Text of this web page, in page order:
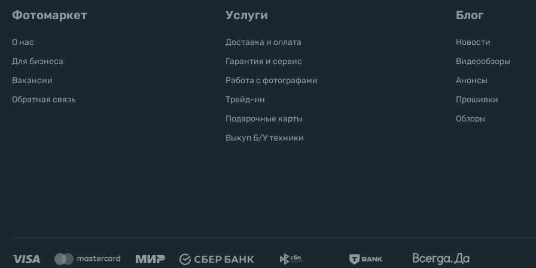
Уценённые товары
Фотомаркет
О нас
Для бизнеса
Вакансии
Обратная связь
Услуги
Доставка и оплата
Гарантия и сервис
Работа с фотографами
Трейд-ин
Подарочные карты
Выкуп Б/У техники
Блог
Новости
Видеообзоры
Анонсы
Прошивки
Обзоры